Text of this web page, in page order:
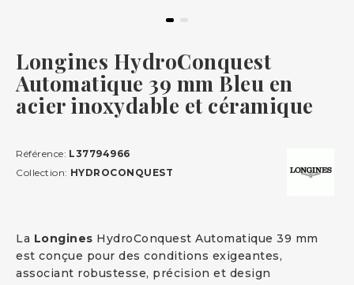
Longines HydroConquest
Automatique 39 mm Bleu en
acier inoxydable et céramique
La Longines HydroConquest Automatique 39 mm
est conçue pour des conditions exigeantes,
associant robustesse, précision et design
Référence: L37794966
Collection: HYDROCONQUEST